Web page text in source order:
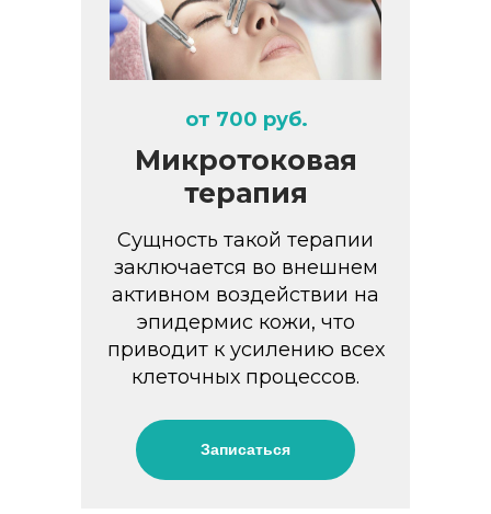
Микротоковая
терапия
Сущность такой терапии
заключается во внешнем
активном воздействии на
эпидермис кожи, что
приводит к усилению всех
клеточных процессов.
от 700 руб.
Записаться